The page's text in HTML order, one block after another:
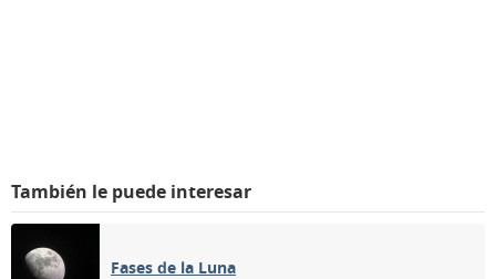
También le puede interesar
Fases de la Luna